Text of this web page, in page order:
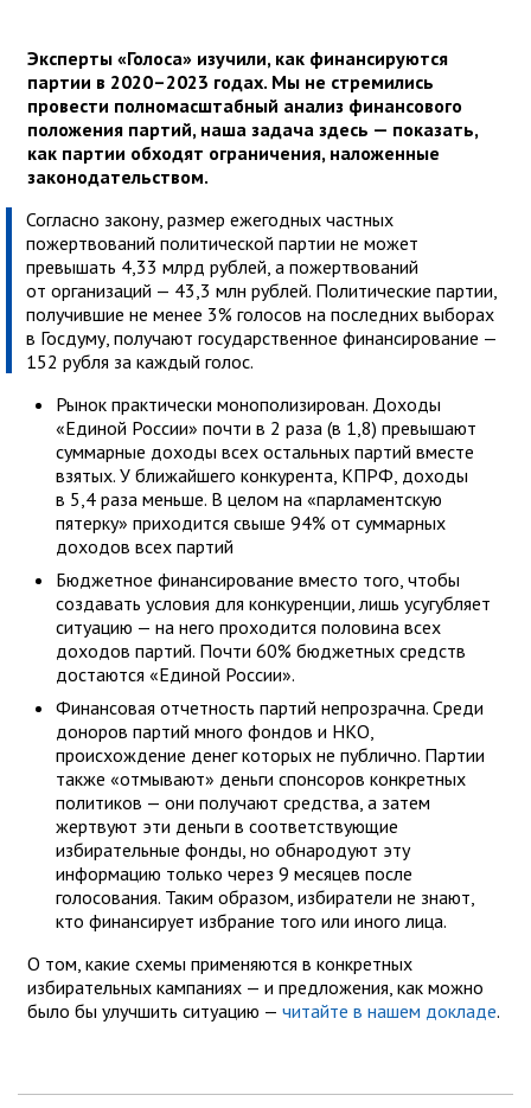
Эксперты «Голоса» изучили, как финансируются
партии в 2020–2023 годах. Мы не стремились
провести полномасштабный анализ финансового
положения партий, наша задача здесь — показать,
как партии обходят ограничения, наложенные
законодательством.
Согласно закону, размер ежегодных частных
пожертвований политической партии не может
превышать 4,33 млрд рублей, а пожертвований
от организаций — 43,3 млн рублей. Политические партии,
получившие не менее 3% голосов на последних выборах
в Госдуму, получают государственное финансирование —
152 рубля за каждый голос.
Рынок практически монополизирован. Доходы
«Единой России» почти в 2 раза (в 1,8) превышают
суммарные доходы всех остальных партий вместе
взятых. У ближайшего конкурента, КПРФ, доходы
в 5,4 раза меньше. В целом на «парламентскую
пятерку» приходится свыше 94% от суммарных
доходов всех партий
Бюджетное финансирование вместо того, чтобы
создавать условия для конкуренции, лишь усугубляет
ситуацию — на него проходится половина всех
доходов партий. Почти 60% бюджетных средств
достаются «Единой России».
Финансовая отчетность партий непрозрачна. Среди
доноров партий много фондов и НКО,
происхождение денег которых не публично. Партии
также «отмывают» деньги спонсоров конкретных
политиков — они получают средства, а затем
жертвуют эти деньги в соответствующие
избирательные фонды, но обнародуют эту
информацию только через 9 месяцев после
голосования. Таким образом, избиратели не знают,
кто финансирует избрание того или иного лица.
О том, какие схемы применяются в конкретных
избирательных кампаниях — и предложения, как можно
было бы улучшить ситуацию — читайте в нашем докладе.